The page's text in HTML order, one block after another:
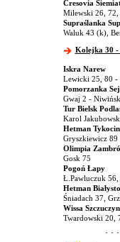
Cresovia
Milewski 26, 72,
Supraślanka
Waluk 43 (k),
Kolejka 30 -
Iskra Narew
Lewicki 25, 80 -
Pomorzanka
Gwaj 2 -
Tur Bielsk
Karol
Hetman Tykocin
Gryszkiewicz 89
Olimpia
Gosk 75
Pogoń Łapy
Ł.Pawluczuk
Hetman
Śniadach 37,
Wissa Szczuczyn
Twardowski 20,